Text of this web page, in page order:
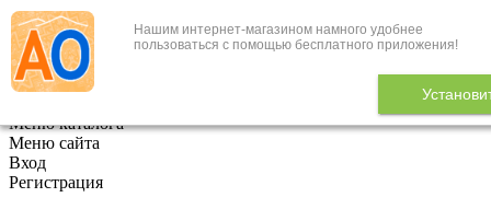
Нашим интернет-магазином намного удобнее
пользоваться с помощью бесплатного приложения!
+7 (495) 646-888-1
В корзине 0
Меню каталога
Меню сайта
Вход
Регистрация